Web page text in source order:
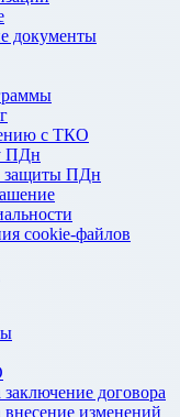
документы
с ТКО
ПДн
защиты ПДн
cookie-файлов
договора
изменений